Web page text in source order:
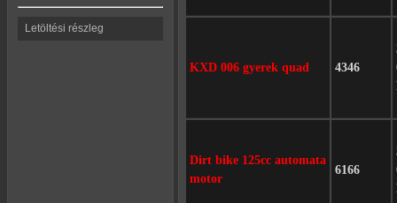
Letöltési részleg
KXD 006 gyerek quad 4346
Dirt bike 125cc automata
motor
6166